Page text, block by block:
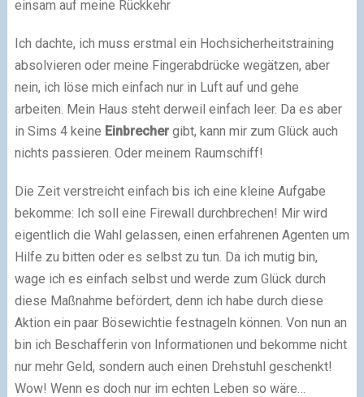
einsam auf meine Rückkehr
Ich dachte, ich muss erstmal ein Hochsicherheitstraining
absolvieren oder meine Fingerabdrücke wegätzen, aber
nein, ich löse mich einfach nur in Luft auf und gehe
arbeiten. Mein Haus steht derweil einfach leer. Da es aber
in Sims 4 keine Einbrechergibt, kann mir zum Glück auch
nichts passieren. Oder meinem Raumschiff!
Die Zeit verstreicht einfach bis ich eine kleine Aufgabe
bekomme: Ich soll eine Firewall durchbrechen! Mir wird
eigentlich die Wahl gelassen, einen erfahrenen Agenten um
Hilfe zu bitten oder es selbst zu tun. Da ich mutig bin,
wage ich es einfach selbst und werde zum Glück durch
diese Maßnahme befördert, denn ich habe durch diese
Aktion ein paar Bösewichtie festnageln können. Von nun an
bin ich Beschafferin von Informationen und bekomme nicht
nur mehr Geld, sondern auch einen Drehstuhl geschenkt!
Wow! Wenn es doch nur im echten Leben so wäre…